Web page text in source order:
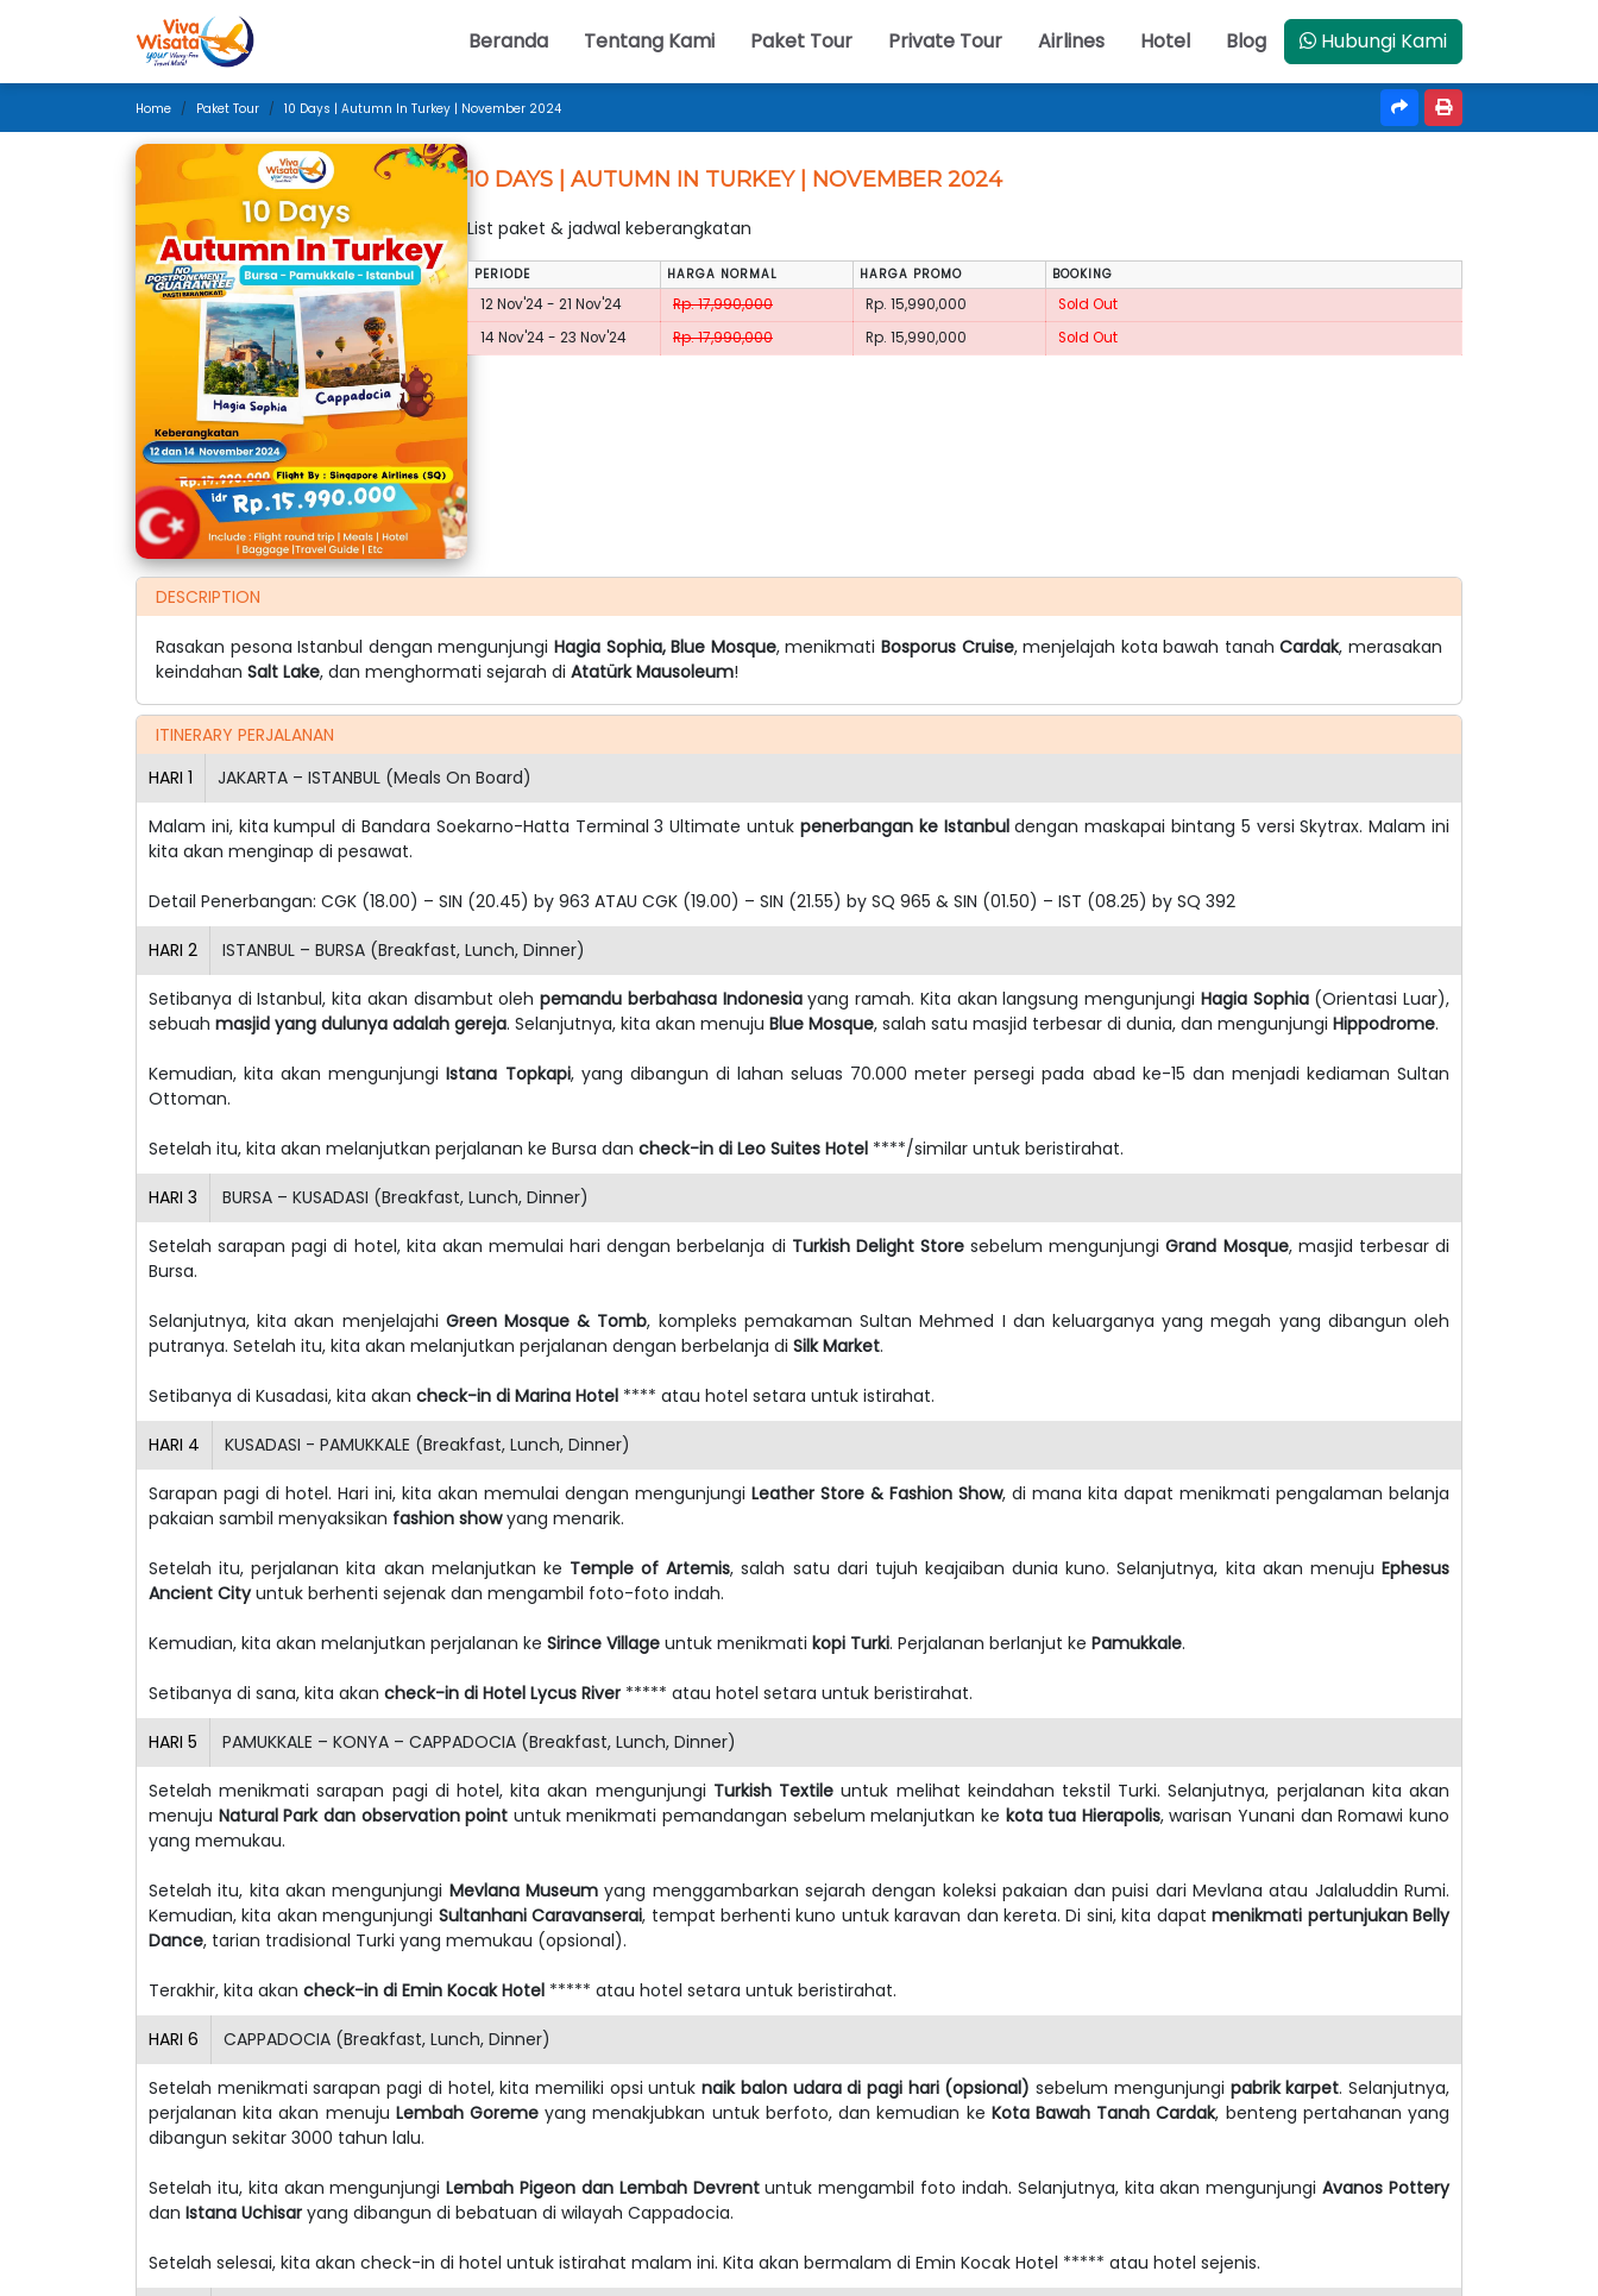
Beranda Tentang Kami Paket Tour Private Tour Airlines Hotel Blog Hubungi Kami
Home Paket Tour 10 Days | Autumn In Turkey | November 2024
10 DAYS | AUTUMN IN TURKEY | NOVEMBER 2024
List paket & jadwal keberangkatan
PERIODE HARGA NORMAL HARGA PROMO BOOKING
12 Nov'24 - 21 Nov'24 Rp. 17,990,000 Rp. 15,990,000
Sold Out
14 Nov'24 - 23 Nov'24
Rp. 17,990,000 Rp. 15,990,000 Sold Out
DESCRIPTION
Rasakan pesona Istanbul dengan mengunjungi Hagia Sophia, Blue Mosque, menikmati Bosporus Cruise, menjelajah kota bawah tanah Cardak, merasakan
keindahan Salt Lake, dan menghormati sejarah di Atatürk Mausoleum!
ITINERARY PERJALANAN
HARI 1 JAKARTA – ISTANBUL (Meals On Board)
Malam ini, kita kumpul di Bandara Soekarno-Hatta Terminal 3 Ultimate untuk penerbangan ke Istanbuldengan maskapai bintang 5 versi Skytrax. Malam ini
kita akan menginap di pesawat.
Detail Penerbangan: CGK (18.00) – SIN (20.45) by 963 ATAU CGK (19.00) – SIN (21.55) by SQ 965 & SIN (01.50) – IST (08.25) by SQ 392
HARI 2 ISTANBUL – BURSA (Breakfast, Lunch, Dinner)
Setibanya di Istanbul, kita akan disambut olehpemandu berbahasa Indonesiayang ramah. Kita akan langsung mengunjungi Hagia Sophia(Orientasi Luar),
sebuah masjid yang dulunya adalah gereja. Selanjutnya, kita akan menuju Blue Mosque, salah satu masjid terbesar di dunia, dan mengunjungi Hippodrome.
Kemudian, kita akan mengunjungiIstana Topkapi, yang dibangun di lahan seluas 70.000 meter persegi pada abad ke-15 dan menjadi kediaman Sultan
Ottoman.
Setelah itu, kita akan melanjutkan perjalanan ke Bursa dan check-in di Leo Suites Hotel ****/similar untuk beristirahat.
HARI 3 BURSA – KUSADASI (Breakfast, Lunch, Dinner)
Setelah sarapan pagi di hotel, kita akan memulai hari dengan berbelanja di Turkish Delight Store sebelum mengunjungiGrand Mosque, masjid terbesar di
Bursa.
Selanjutnya, kita akan menjelajahi Green Mosque & Tomb, kompleks pemakaman Sultan Mehmed I dan keluarganya yang megah yang dibangun oleh
putranya. Setelah itu, kita akan melanjutkan perjalanan dengan berbelanja di Silk Market.
Setibanya di Kusadasi, kita akan check-in di Marina Hotel **** atau hotel setara untuk istirahat.
HARI 4 KUSADASI - PAMUKKALE (Breakfast, Lunch, Dinner)
Sarapan pagi di hotel. Hari ini, kita akan memulai dengan mengunjungi Leather Store & Fashion Show, di mana kita dapat menikmati pengalaman belanja
pakaian sambil menyaksikan fashion showyang menarik.
Setelah itu, perjalanan kita akan melanjutkan ke Temple of Artemis, salah satu dari tujuh keajaiban dunia kuno. Selanjutnya, kita akan menujuEphesus
Ancient Cityuntuk berhenti sejenak dan mengambil foto-foto indah.
Kemudian, kita akan melanjutkan perjalanan ke Sirince Village untuk menikmati kopi Turki. Perjalanan berlanjut ke Pamukkale.
Setibanya di sana, kita akan check-in di Hotel Lycus River ***** atau hotel setara untuk beristirahat.
HARI 5 PAMUKKALE – KONYA – CAPPADOCIA (Breakfast, Lunch, Dinner)
Setelah menikmati sarapan pagi di hotel, kita akan mengunjungi Turkish Textile untuk melihat keindahan tekstil Turki. Selanjutnya, perjalanan kita akan
menuju Natural Park dan observation point untuk menikmati pemandangan sebelum melanjutkan ke kota tua Hierapolis, warisan Yunani dan Romawi kuno
yang memukau.
Setelah itu, kita akan mengunjungi Mevlana Museumyang menggambarkan sejarah dengan koleksi pakaian dan puisi dari Mevlana atau Jalaluddin Rumi.
Kemudian, kita akan mengunjungi Sultanhani Caravanserai, tempat berhenti kuno untuk karavan dan kereta. Di sini, kita dapatmenikmati pertunjukan Belly
Dance, tarian tradisional Turki yang memukau (opsional).
Terakhir, kita akan check-in di Emin Kocak Hotel ***** atau hotel setara untuk beristirahat.
HARI 6 CAPPADOCIA (Breakfast, Lunch, Dinner)
Setelah menikmati sarapan pagi di hotel, kita memiliki opsi untuknaik balon udara di pagi hari (opsional) sebelum mengunjungi pabrik karpet. Selanjutnya,
perjalanan kita akan menuju Lembah Goreme yang menakjubkan untuk berfoto, dan kemudian ke Kota Bawah Tanah Cardak, benteng pertahanan yang
dibangun sekitar 3000 tahun lalu.
Setelah itu, kita akan mengunjungiLembah Pigeon dan Lembah Devrentuntuk mengambil foto indah. Selanjutnya, kita akan mengunjungiAvanos Pottery
dan Istana Uchisar yang dibangun di bebatuan di wilayah Cappadocia.
Setelah selesai, kita akan check-in di hotel untuk istirahat malam ini. Kita akan bermalam di Emin Kocak Hotel ***** atau hotel sejenis.